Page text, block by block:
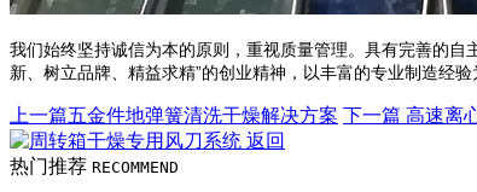
我们始终坚持诚信为本的原则，重视质量管理。具有完善的
新、树立品牌、精益求精”的创业精神，以丰富的专业制造经
上一篇五金件地弹簧清洗干燥解决方案 下一篇 高速离
返回
热门推荐 RECOMMEND